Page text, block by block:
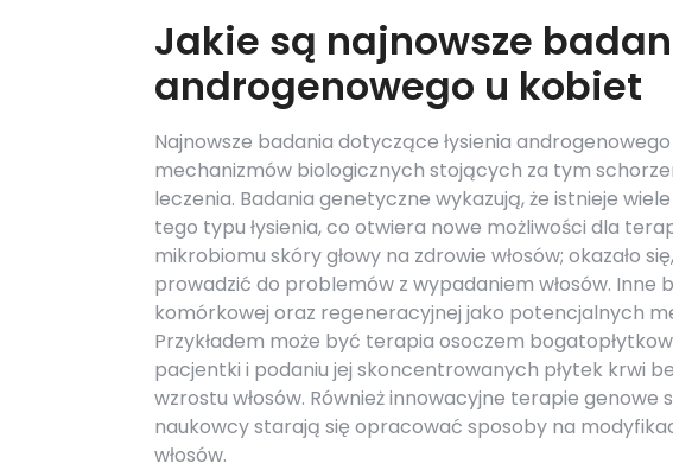
Jakie są najnowsze
androgenowego u kobiet
Najnowsze badania dotyczące łysienia
mechanizmów biologicznych stojących za tym
leczenia. Badania genetyczne wykazują, że istnieje
tego typu łysienia, co otwiera nowe możliwości dla
mikrobiomu skóry głowy na zdrowie włosów; okazało
prowadzić do problemów z wypadaniem włosów. Inne
komórkowej oraz regeneracyjnej jako potencjalnych
Przykładem może być terapia osoczem
pacjentki i podaniu jej skoncentrowanych płytek krwi
wzrostu włosów. Również innowacyjne terapie
naukowcy starają się opracować sposoby na
włosów.